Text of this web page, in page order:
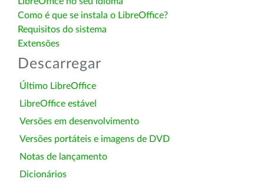
Como é que se instala o LibreOffice?
Requisitos do sistema
Extensões
Descarregar
Último LibreOffice
LibreOffice estável
Versões em desenvolvimento
Versões portáteis e imagens de DVD
Notas de lançamento
Dicionários